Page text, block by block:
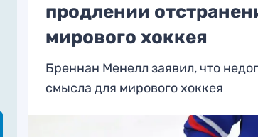
продлении
мирового хоккея
Бреннан Менелл заявил, что
смысла для мирового хоккея